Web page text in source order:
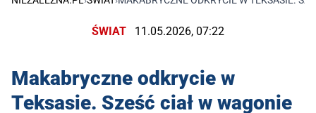
ŚWIAT 11.05.2026, 07:22
Makabryczne odkrycie w
Teksasie. Sześć ciał w wagonie